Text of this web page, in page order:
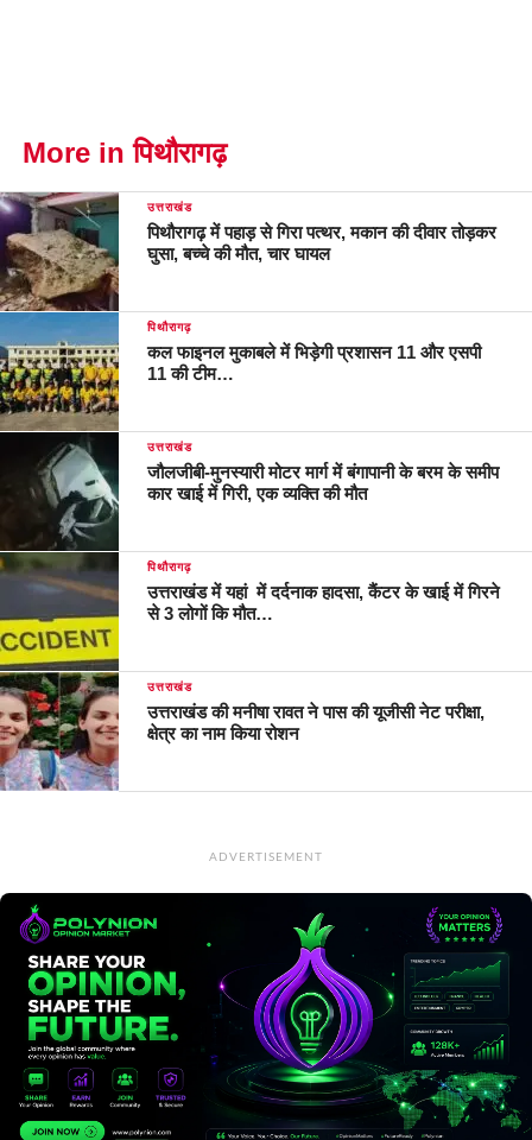
More in पिथौरागढ़
उत्तराखंड
पिथौरागढ़ में पहाड़ से गिरा पत्थर, मकान की दीवार तोड़कर
घुसा, बच्चे की मौत, चार घायल
पिथौरागढ़
कल फाइनल मुकाबले में भिड़ेगी प्रशासन 11 और एसपी
11 की टीम…
उत्तराखंड
जौलजीबी-मुनस्यारी मोटर मार्ग में बंगापानी के बरम के समीप
कार खाई में गिरी, एक व्यक्ति की मौत
पिथौरागढ़
उत्तराखंड में यहां में दर्दनाक हादसा, कैंटर के खाई में गिरने
से 3 लोगों कि मौत…
उत्तराखंड
उत्तराखंड की मनीषा रावत ने पास की यूजीसी नेट परीक्षा,
क्षेत्र का नाम किया रोशन
ADVERTISEMENT